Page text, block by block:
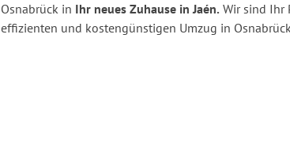
Osnabrück in Ihr neues Zuhause in Jaén. Wir sind Ihr
effizienten und kostengünstigen Umzug in